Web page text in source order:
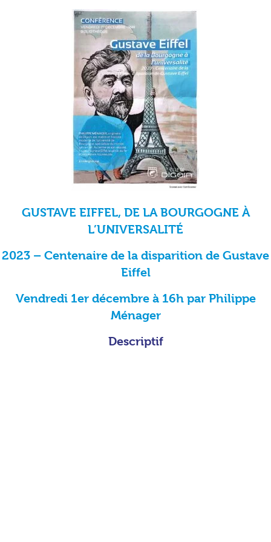
GUSTAVE EIFFEL, DE LA BOURGOGNE À
L’UNIVERSALITÉ
2023 – Centenaire de la disparition de Gustave
Eiffel
Vendredi 1er décembre à 16h par Philippe
Ménager
Descriptif